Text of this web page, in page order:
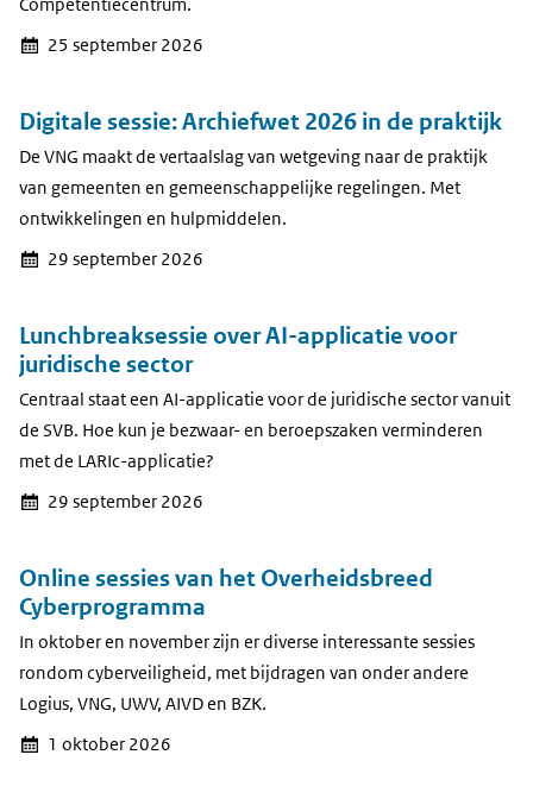
Competentiecentrum.
25 september 2026
Digitale sessie: Archiefwet 2026 in de praktijk
De VNG maakt de vertaalslag van wetgeving naar de praktijk
van gemeenten en gemeenschappelijke regelingen. Met
ontwikkelingen en hulpmiddelen.
29 september 2026
Lunchbreaksessie over AI-applicatie voor
juridische sector
Centraal staat een AI-applicatie voor de juridische sector vanuit
de SVB. Hoe kun je bezwaar- en beroepszaken verminderen
met de LARIc-applicatie?
29 september 2026
Online sessies van het Overheidsbreed
Cyberprogramma
In oktober en november zijn er diverse interessante sessies
rondom cyberveiligheid, met bijdragen van onder andere
Logius, VNG, UWV, AIVD en BZK.
1 oktober 2026